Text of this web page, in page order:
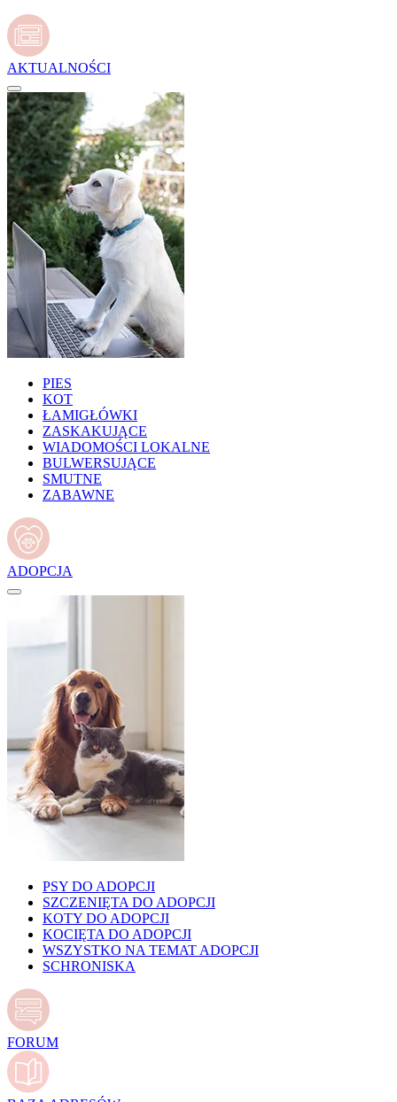
AKTUALNOŚCI
PIES
KOT
ŁAMIGŁÓWKI
ZASKAKUJĄCE
WIADOMOŚCI LOKALNE
BULWERSUJĄCE
SMUTNE
ZABAWNE
ADOPCJA
PSY DO ADOPCJI
SZCZENIĘTA DO ADOPCJI
KOTY DO ADOPCJI
KOCIĘTA DO ADOPCJI
WSZYSTKO NA TEMAT ADOPCJI
SCHRONISKA
FORUM